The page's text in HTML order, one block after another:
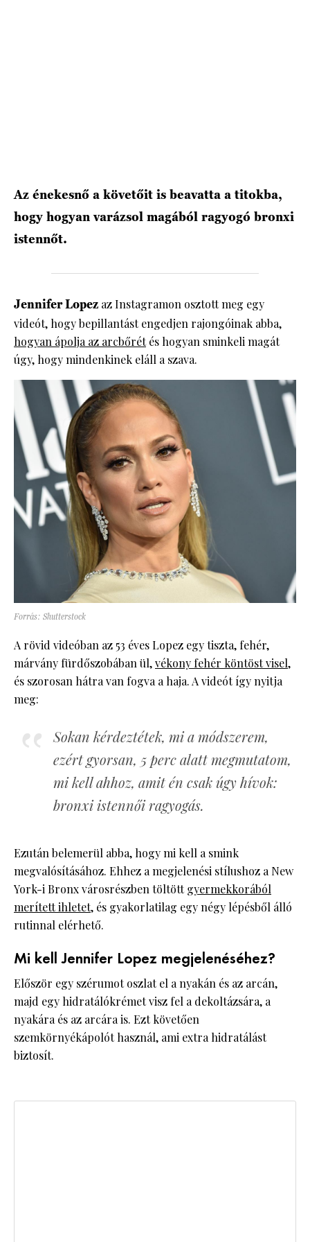
Az énekesnő a követőit is beavatta a titokba,
hogy hogyan varázsol magából ragyogó bronxi
istennőt.
Jennifer Lopez az Instagramon osztott meg egy
videót, hogy bepillantást engedjen rajongóinak abba,
hogyan ápolja az arcbőrétés hogyan sminkeli magát
úgy, hogy mindenkinek eláll a szava.
Forrás: Shutterstock
A rövid videóban az 53 éves Lopez egy tiszta, fehér,
márvány fürdőszobában ül,vékony fehér köntöst visel,
és szorosan hátra van fogva a haja. A videót így nyitja
meg:
Sokan kérdeztétek, mi a módszerem,
ezért gyorsan, 5 perc alatt megmutatom,
mi kell ahhoz, amit én csak úgy hívok:
bronxi istennői ragyogás.
Ezután belemerül abba, hogy mi kell a smink
megvalósításához. Ehhez a megjelenési stílushoz a New
York-i Bronx városrészben töltöttgyermekkorából
merített ihletet, és gyakorlatilag egy négy lépésből álló
rutinnal elérhető.
Mi kell Jennifer Lopez megjelenéséhez?
Először egy szérumot oszlat el a nyakán és az arcán,
majd egy hidratálókrémet visz fel a dekoltázsára, a
nyakára és az arcára is. Ezt követően
szemkörnyékápolót használ, ami extra hidratálást
biztosít.